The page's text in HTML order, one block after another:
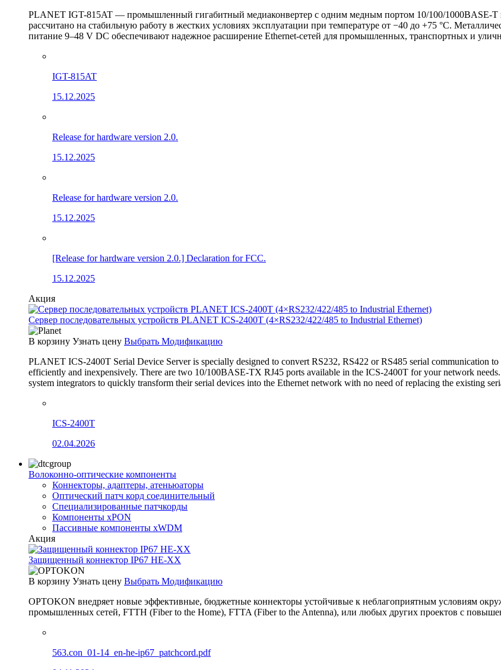
PLANET IGT-815AT — промышленный гигабитный медиаконвертер с одним медным портом 10/100/1000BASE-T
рассчитано на стабильную работу в жестких условиях эксплуатации при температуре от −40 до +75 °C.
питание 9–48 V DC обеспечивают надежное расширение Ethernet-сетей для промышленных, транспортных и
IGT-815AT
15.12.2025
Release for hardware version 2.0.
15.12.2025
Release for hardware version 2.0.
15.12.2025
[Release for hardware version 2.0.] Declaration for FCC.
15.12.2025
Акция
Сервер последовательных устройств PLANET ICS-2400T (4×RS232/422/485 to Industrial Ethernet)
В корзину Узнать цену Выбрать Модификацию
PLANET ICS-2400T Serial Device Server is specially designed to convert RS232, RS422 or RS485 serial communication
efficiently and inexpensively. There are two 10/100BASE-TX RJ45 ports available in the ICS-2400T for your network
system integrators to quickly transform their serial devices into the Ethernet network with no need of replacing the existing
ICS-2400T
02.04.2026
Волоконно-оптические компоненты
Коннекторы, адаптеры, атеньюаторы
Оптический патч корд соединительный
Специализированные патчкорды
Компоненты xPON
Пассивные компоненты xWDM
Акция
Защищенный коннектор IP67 HE-XX
В корзину Узнать цену Выбрать Модификацию
OPTOKON внедряет новые эффективные, бюджетные коннекторы устойчивые к неблагоприятным условиям
промышленных сетей, FTTH (Fiber to the Home), FTTA (Fiber to the Antenna), или любых других проектов с
563.con_01-14_en-he-ip67_patchcord.pdf